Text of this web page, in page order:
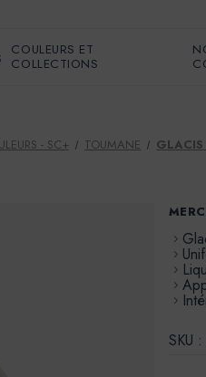
COULEURS ET
COLLECTIONS
- SC+ TOUMANE GLACIS
SKU :